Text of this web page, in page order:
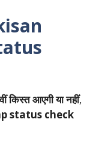
किस्त आएगी या नहीं,
status check